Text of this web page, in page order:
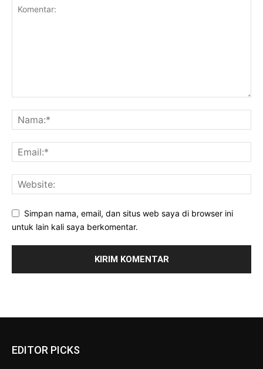
Simpan nama, email, dan situs web saya di browser ini
untuk lain kali saya berkomentar.
EDITOR PICKS